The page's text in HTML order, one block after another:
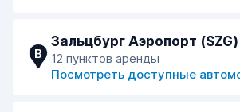
B
Зальцбург Аэропорт (SZG)
12 пунктов аренды
Посмотреть доступные